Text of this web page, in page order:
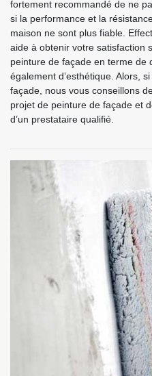
fortement recommandé de ne
si la performance et la
maison ne sont plus fiable.
aide à obtenir votre satisfaction
peinture de façade en terme de
également d’esthétique. Alors,
façade, nous vous conseillons
projet de peinture de façade et
d’un prestataire qualifié.